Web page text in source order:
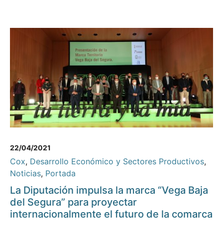
22/04/2021
Cox, Desarrollo Económico y Sectores Productivos,
Noticias, Portada
La Diputación impulsa la marca “Vega Baja
del Segura” para proyectar
internacionalmente el futuro de la comarca